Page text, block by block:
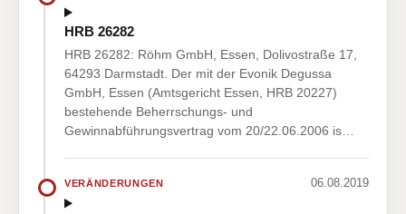
HRB 26282
HRB 26282: Röhm GmbH, Essen, Dolivostraße 17,
64293 Darmstadt. Der mit der Evonik Degussa
GmbH, Essen (Amtsgericht Essen, HRB 20227)
bestehende Beherrschungs- und
Gewinnabführungsvertrag vom 20/22.06.2006 is…
VERÄNDERUNGEN 06.08.2019